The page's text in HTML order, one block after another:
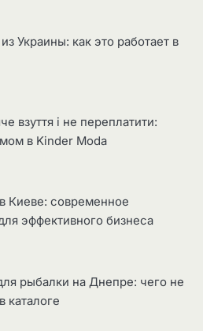
Украины: как это работает в
взуття і не переплатити:
в Kinder Moda
Киеве: современное
эффективного бизнеса
рыбалки на Днепре: чего не
каталоге